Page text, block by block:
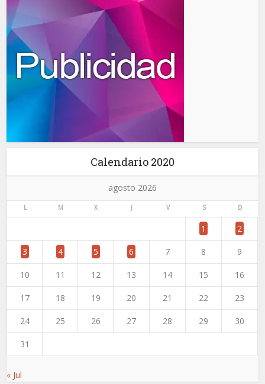
Calendario 2020
agosto 2026
L M X J V S D
1 2
3 4 5 6 7 8 9
10 11 12 13 14 15 16
17 18 19 20 21 22 23
24 25 26 27 28 29 30
31
« Jul